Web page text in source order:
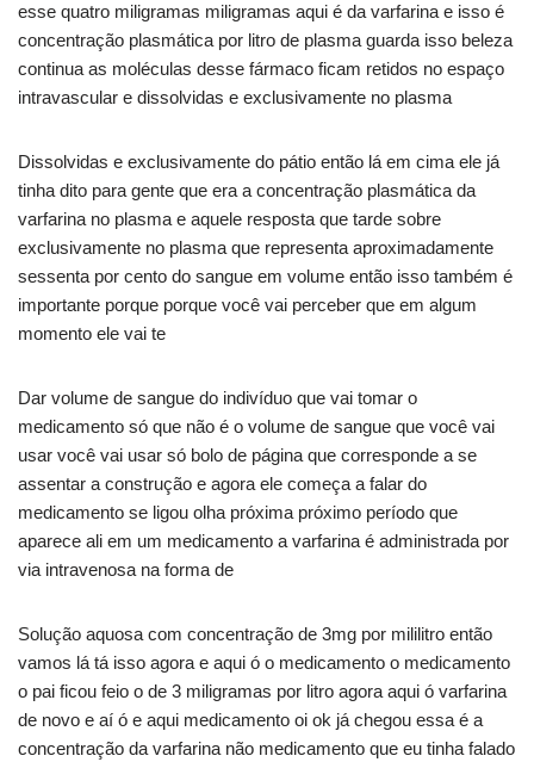
esse quatro miligramas miligramas aqui é da varfarina e isso é
concentração plasmática por litro de plasma guarda isso beleza
continua as moléculas desse fármaco ficam retidos no espaço
intravascular e dissolvidas e exclusivamente no plasma
Dissolvidas e exclusivamente do pátio então lá em cima ele já
tinha dito para gente que era a concentração plasmática da
varfarina no plasma e aquele resposta que tarde sobre
exclusivamente no plasma que representa aproximadamente
sessenta por cento do sangue em volume então isso também é
importante porque porque você vai perceber que em algum
momento ele vai te
Dar volume de sangue do indivíduo que vai tomar o
medicamento só que não é o volume de sangue que você vai
usar você vai usar só bolo de página que corresponde a se
assentar a construção e agora ele começa a falar do
medicamento se ligou olha próxima próximo período que
aparece ali em um medicamento a varfarina é administrada por
via intravenosa na forma de
Solução aquosa com concentração de 3mg por mililitro então
vamos lá tá isso agora e aqui ó o medicamento o medicamento
o pai ficou feio o de 3 miligramas por litro agora aqui ó varfarina
de novo e aí ó e aqui medicamento oi ok já chegou essa é a
concentração da varfarina não medicamento que eu tinha falado